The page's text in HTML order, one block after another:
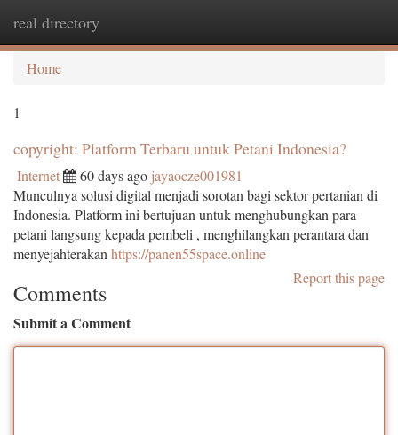
real directory
Home
1
copyright: Platform Terbaru untuk Petani Indonesia?
Internet 60 days ago jayaocze001981
Munculnya solusi digital menjadi sorotan bagi sektor pertanian di
Indonesia. Platform ini bertujuan untuk menghubungkan para
petani langsung kepada pembeli , menghilangkan perantara dan
menyejahterakan https://panen55space.online
Report this page
Comments
Submit a Comment